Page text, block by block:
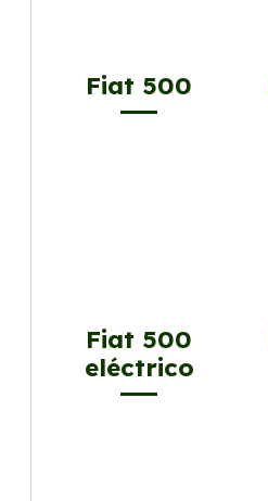
Fiat 500
Fiat 500
eléctrico